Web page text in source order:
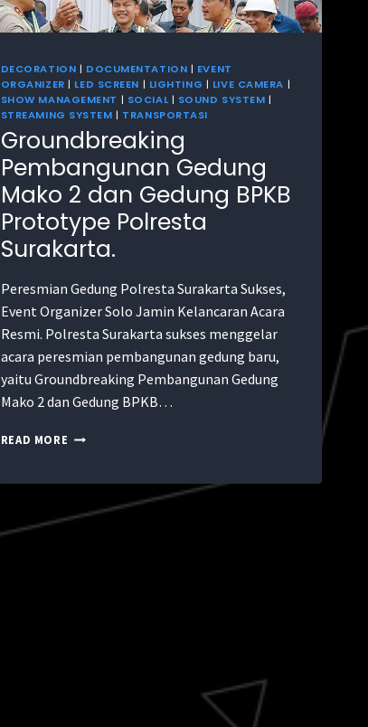
DECORATION | DOCUMENTATION | EVENT
ORGANIZER | LED SCREEN | LIGHTING | LIVE CAMERA |
SHOW MANAGEMENT | SOCIAL| SOUND SYSTEM |
STREAMING SYSTEM | TRANSPORTASI
Groundbreaking
Pembangunan Gedung
Mako 2 dan Gedung BPKB
Prototype Polresta
Surakarta.
Peresmian Gedung Polresta Surakarta Sukses,
Event Organizer Solo Jamin Kelancaran Acara
Resmi. Polresta Surakarta sukses menggelar
acara peresmian pembangunan gedung baru,
yaitu Groundbreaking Pembangunan Gedung
Mako 2 dan Gedung BPKB…
READ MORE